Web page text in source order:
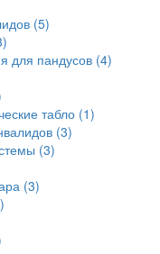
(5)
для пандусов (4)
табло (1)
(3)
(3)
(3)